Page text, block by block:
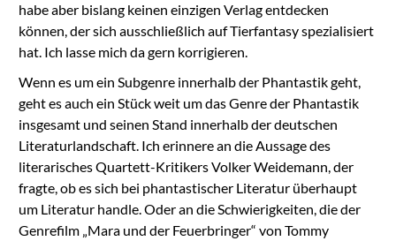
habe aber bislang keinen einzigen Verlag entdecken
können, der sich ausschließlich auf Tierfantasy spezialisiert
hat. Ich lasse mich da gern korrigieren.
Wenn es um ein Subgenre innerhalb der Phantastik geht,
geht es auch ein Stück weit um das Genre der Phantastik
insgesamt und seinen Stand innerhalb der deutschen
Literaturlandschaft. Ich erinnere an die Aussage des
literarisches Quartett-Kritikers Volker Weidemann, der
fragte, ob es sich bei phantastischer Literatur überhaupt
um Literatur handle. Oder an die Schwierigkeiten, die der
Genrefilm „Mara und der Feuerbringer“ von Tommy